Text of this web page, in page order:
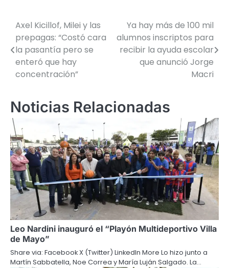
Navegación
de
entradas
Axel Kicillof, Milei y las
prepagas: “Costó cara
la pasantía pero se
enteró que hay
concentración”
Ya hay más de 100 mil
alumnos inscriptos para
recibir la ayuda escolar
que anunció Jorge
Macri
Noticias Relacionadas
Leo Nardini inauguró el “Playón Multideportivo Villa
de Mayo”
Share via: Facebook X (Twitter) LinkedIn More Lo hizo junto a
Martín Sabbatella, Noe Correa y María Luján Salgado. La…